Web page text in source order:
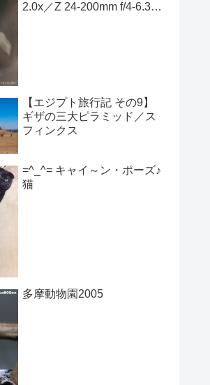
2.0x／Z 24-200mm f/4-6.3
【エジプト旅行記 その9】
ギザの三大ピラミッド／ス
フィンクス
=^_^= キャイ～ン・ポーズ♪
猫
多摩動物園2005